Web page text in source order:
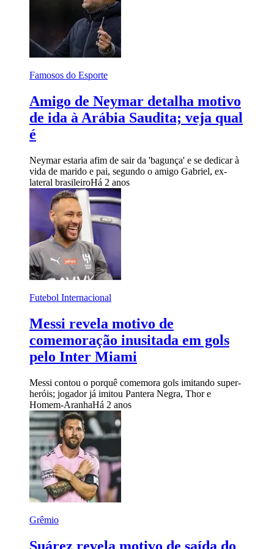
Famosos do Esporte
Amigo de Neymar detalha motivo
de ida à Arábia Saudita; veja qual
é
Neymar estaria afim de sair da 'bagunça' e se dedicar à
vida de marido e pai, segundo o amigo Gabriel, ex-
lateral brasileiroHá 2 anos
Futebol Internacional
Messi revela motivo de
comemoração inusitada em gols
pelo Inter Miami
Messi contou o porquê comemora gols imitando super-
heróis; jogador já imitou Pantera Negra, Thor e
Homem-AranhaHá 2 anos
Grêmio
Suárez revela motivo de saída do